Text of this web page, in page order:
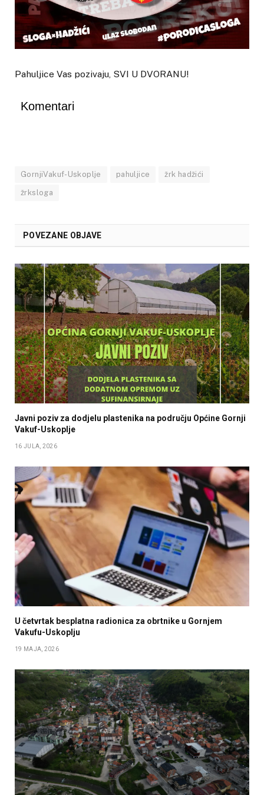
Pahuljice Vas pozivaju, SVI U DVORANU!
Komentari
GornjiVakuf-Uskoplje pahuljice žrk hadžići
žrksloga
POVEZANE OBJAVE
Javni poziv za dodjelu plastenika na području Općine Gornji
Vakuf-Uskoplje
16 JULA, 2026
U četvrtak besplatna radionica za obrtnike u Gornjem
Vakufu-Uskoplju
19 MAJA, 2026